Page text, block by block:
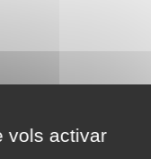
vols activar